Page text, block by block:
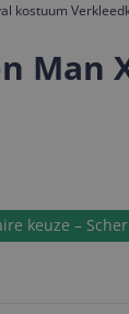
Er zijn geen
kostuum
Man
keuze –